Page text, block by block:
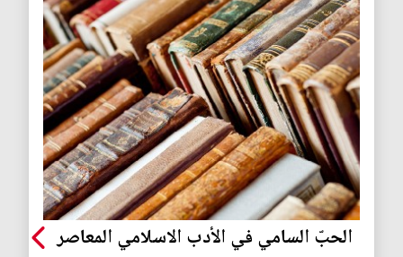
الحبّ السامي في الأدب الاسلامي المعاصر